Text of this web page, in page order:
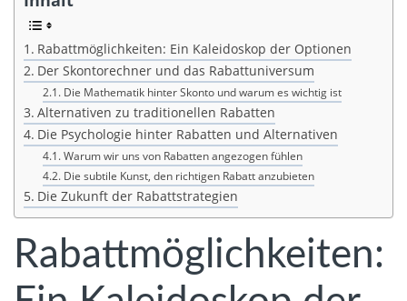
Rabattmöglichkeiten: Ein Kaleidoskop der Optionen
Der Skontorechner und das Rabattuniversum
Die Mathematik hinter Skonto und warum es wichtig ist
Alternativen zu traditionellen Rabatten
Die Psychologie hinter Rabatten und Alternativen
Warum wir uns von Rabatten angezogen fühlen
Die subtile Kunst, den richtigen Rabatt anzubieten
Die Zukunft der Rabattstrategien
Rabattmöglichkeiten: